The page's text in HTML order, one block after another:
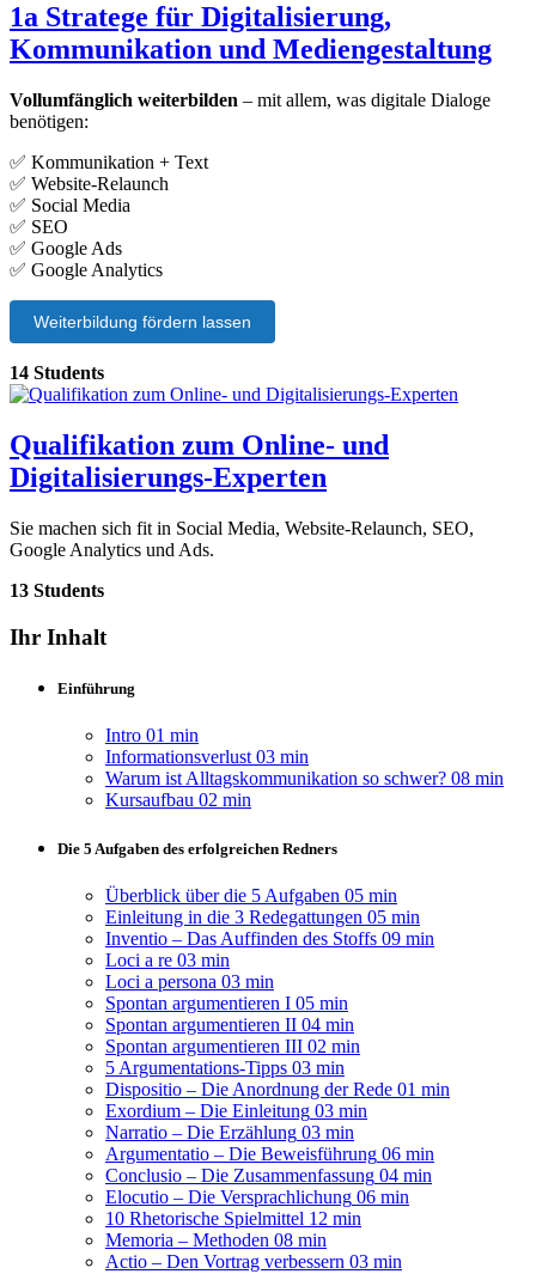
1a Stratege für Digitalisierung,
Kommunikation und Mediengestaltung
Vollumfänglich weiterbilden – mit allem, was digitale Dialoge
benötigen:
✅ Kommunikation + Text
✅ Website-Relaunch
✅ Social Media
✅ SEO
✅ Google Ads
✅ Google Analytics
Weiterbildung fördern lassen
14 Students
Qualifikation zum Online- und
Digitalisierungs-Experten
Sie machen sich fit in Social Media, Website-Relaunch, SEO,
Google Analytics und Ads.
13 Students
Ihr Inhalt
Einführung
Intro 01 min
Informationsverlust 03 min
Warum ist Alltagskommunikation so schwer? 08 min
Kursaufbau 02 min
Die 5 Aufgaben des erfolgreichen Redners
Überblick über die 5 Aufgaben 05 min
Einleitung in die 3 Redegattungen 05 min
Inventio – Das Auffinden des Stoffs 09 min
Loci a re 03 min
Loci a persona 03 min
Spontan argumentieren I 05 min
Spontan argumentieren II 04 min
Spontan argumentieren III 02 min
5 Argumentations-Tipps 03 min
Dispositio – Die Anordnung der Rede 01 min
Exordium – Die Einleitung 03 min
Narratio – Die Erzählung 03 min
Argumentatio – Die Beweisführung 06 min
Conclusio – Die Zusammenfassung 04 min
Elocutio – Die Versprachlichung 06 min
10 Rhetorische Spielmittel 12 min
Memoria – Methoden 08 min
Actio – Den Vortrag verbessern 03 min